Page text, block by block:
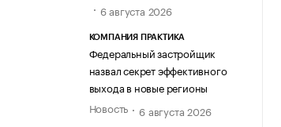
6 августа 2026
КОМПАНИЯ ПРАКТИКА
Федеральный застройщик
назвал секрет эффективного
выхода в новые регионы
Новость
6 августа 2026